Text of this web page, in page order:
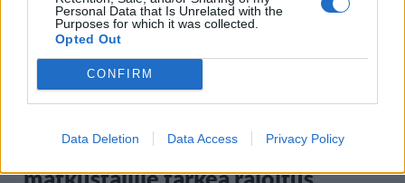
Personal Data that Is Unrelated with the
Purposes for which it was collected.
Opted Out
CONFIRM
Data Deletion Data Access Privacy Policy
MATKAILU
jatkossa toinen lentoyhtiö –